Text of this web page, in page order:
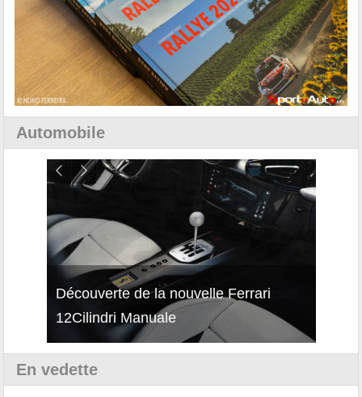
Automobile
Découverte de la nouvelle Ferrari
12Cilindri Manuale
En vedette